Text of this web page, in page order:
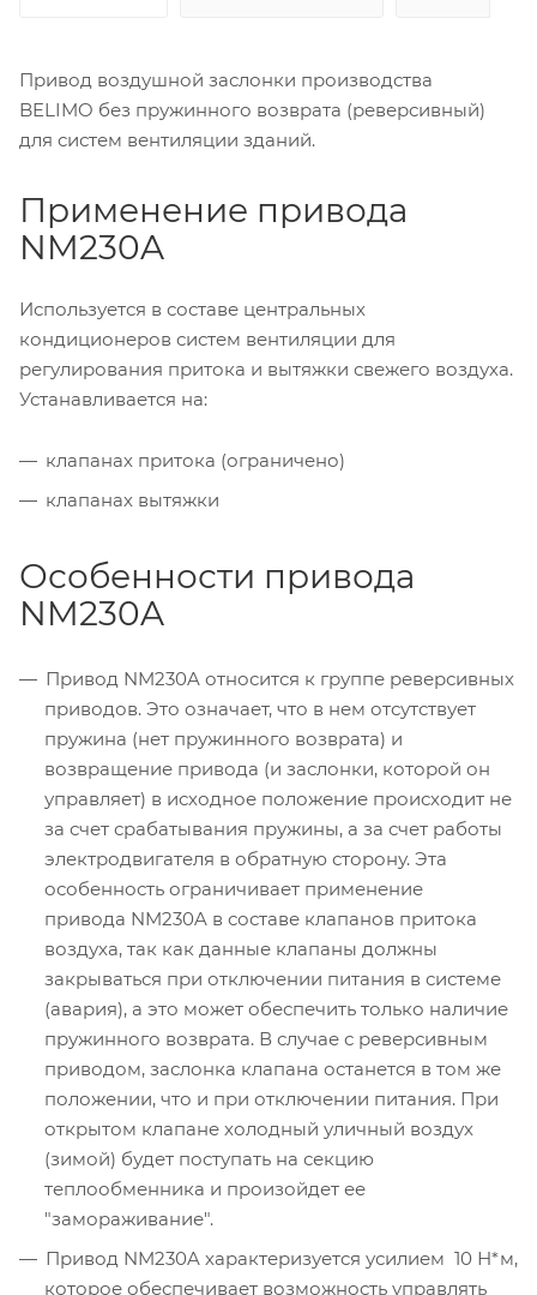
Привод воздушной заслонки производства
BELIMO без пружинного возврата (реверсивный)
для систем вентиляции зданий.
Применение привода
NM230A
Используется в составе центральных
кондиционеров систем вентиляции для
регулирования притока и вытяжки свежего воздуха.
Устанавливается на:
клапанах притока (ограничено)
клапанах вытяжки
Особенности привода
NM230A
Привод NM230A относится к группе реверсивных
приводов. Это означает, что в нем отсутствует
пружина (нет пружинного возврата) и
возвращение привода (и заслонки, которой он
управляет) в исходное положение происходит не
за счет срабатывания пружины, а за счет работы
электродвигателя в обратную сторону. Эта
особенность ограничивает применение
привода NM230A в составе клапанов притока
воздуха, так как данные клапаны должны
закрываться при отключении питания в системе
(авария), а это может обеспечить только наличие
пружинного возврата. В случае с реверсивным
приводом, заслонка клапана останется в том же
положении, что и при отключении питания. При
открытом клапане холодный уличный воздух
(зимой) будет поступать на секцию
теплообменника и произойдет ее
"замораживание".
Привод NM230A характеризуется усилием 10 Н*м,
которое обеспечивает возможность управлять